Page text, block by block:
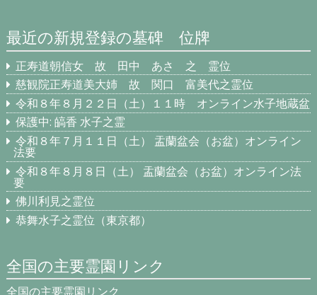
最近の新規登録の墓碑 位牌
正寿道朝信女 故 田中 あさ 之 霊位
慈観院正寿道美大姉 故 関口 富美代之霊位
令和８年８月２２日（土）１１時 オンライン水子地蔵盆
保護中: 皜香 水子之霊
令和８年７月１１日（土） 盂蘭盆会（お盆）オンライン
法要
令和８年８月８日（土） 盂蘭盆会（お盆）オンライン法
要
佛川利見之霊位
恭舞水子之霊位（東京都）
全国の主要霊園リンク
全国の主要霊園リンク